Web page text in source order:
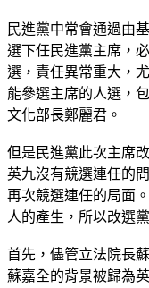
民進黨中常會通過由
選下任民進黨主席，
選，責任異常重大，
能參選主席的人選，
文化部長鄭麗君。
但是民進黨此次主席
英九沒有競選連任的
再次競選連任的局面
人的產生，所以改選
首先，儘管立法院長
蘇嘉全的背景被歸為